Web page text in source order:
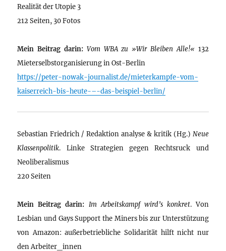
Realität der Utopie 3
212 Seiten, 30 Fotos
Mein Beitrag darin: Vom WBA zu »Wir Bleiben Alle!« 132
Mieterselbstorganisierung in Ost-Berlin
https://peter-nowak-journalist.de/mieterkampfe-vom-
kaiserreich-bis-heute-–-das-beispiel-berlin/
Sebastian Friedrich / Redaktion analyse & kritik (Hg.) Neue
Klassenpolitik. Linke Strategien gegen Rechtsruck und
Neoliberalismus
220 Seiten
Mein Beitrag darin: Im Arbeitskampf wird’s konkret. Von
Lesbian und Gays Support the Miners bis zur Unterstützung
von Amazon: außerbetriebliche Solidarität hilft nicht nur
den Arbeiter_innen